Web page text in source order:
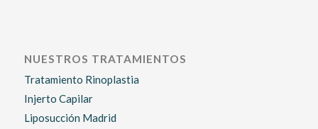
NUESTROS TRATAMIENTOS
Tratamiento Rinoplastia
Injerto Capilar
Liposucción Madrid